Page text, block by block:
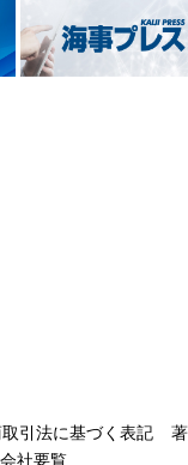
引法に基づく表記
社要覧